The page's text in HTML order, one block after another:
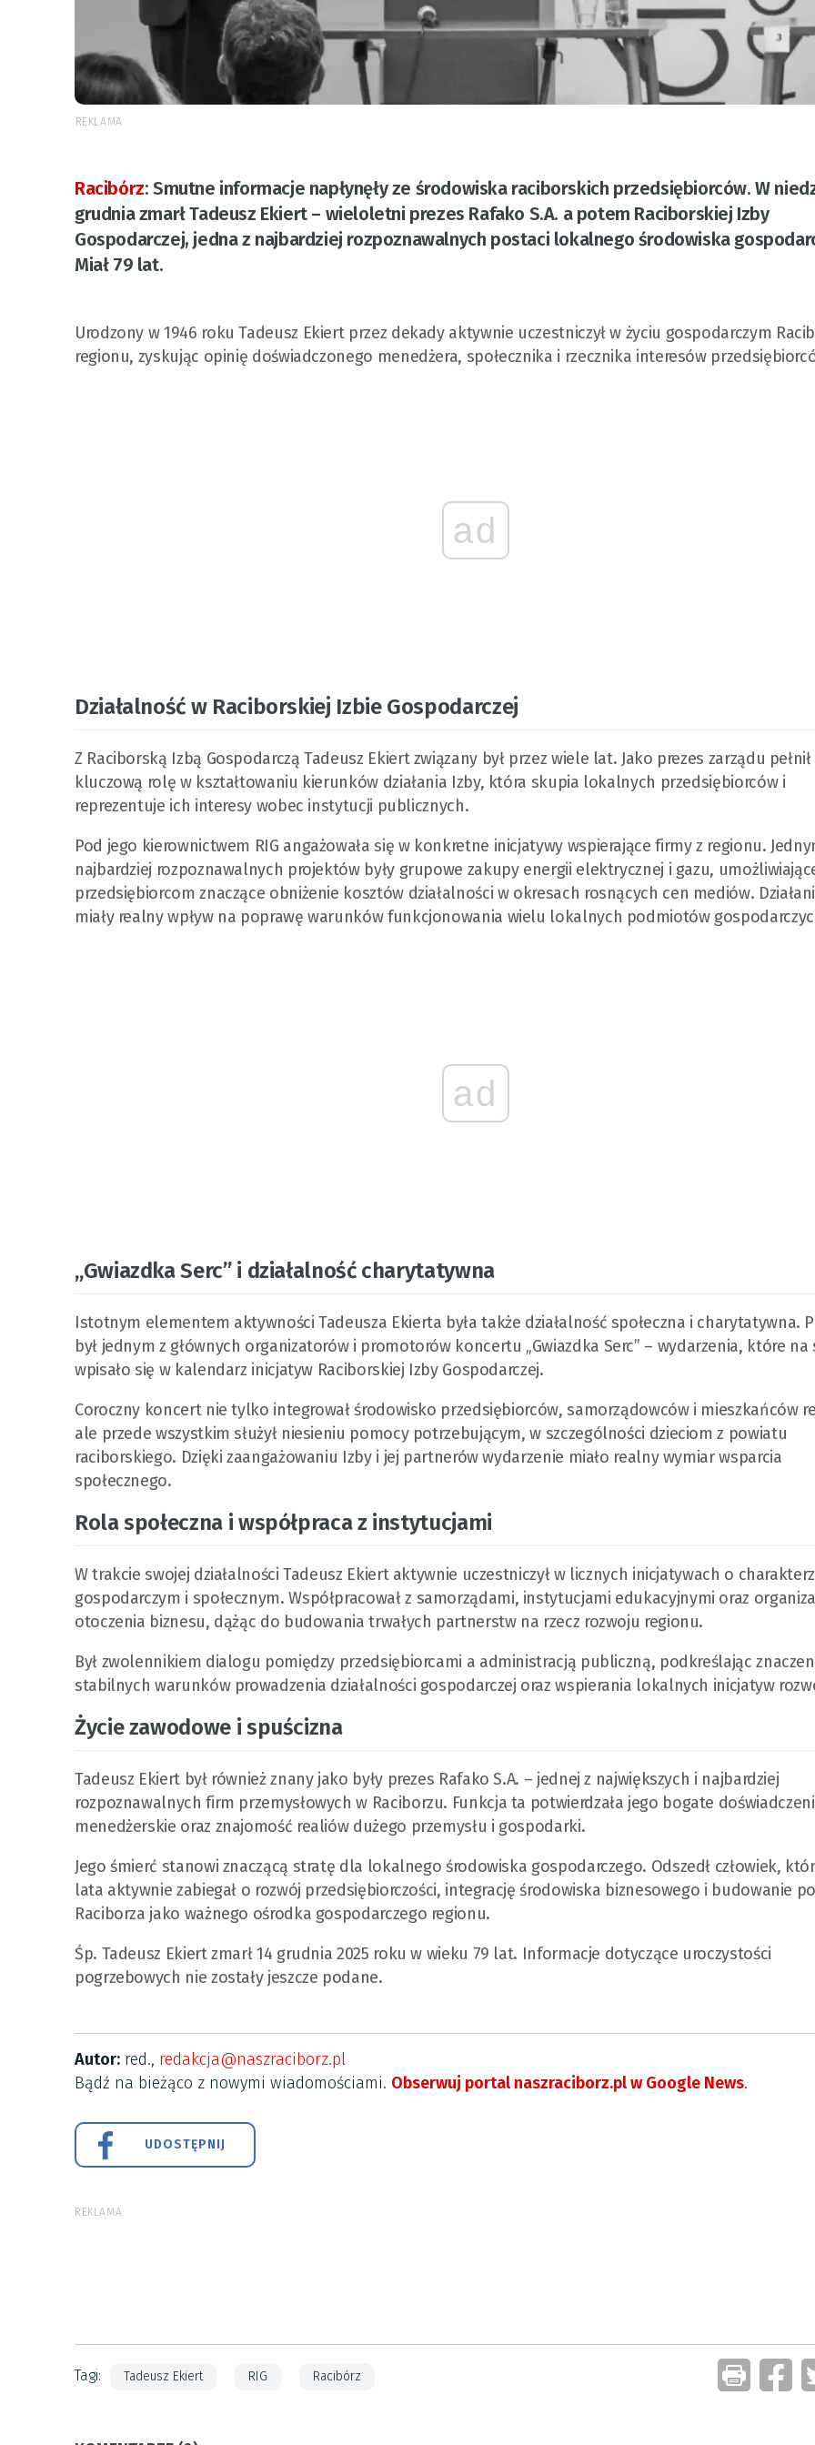
REKLAMA
Racibórz:Smutne informacje napłynęły ze środowiska raciborskich przedsiębiorców. W
grudnia zmarł Tadeusz Ekiert – wieloletni prezes Rafako S.A. a potem Raciborskiej Izby
Gospodarczej, jedna z najbardziej rozpoznawalnych postaci lokalnego środowiska
Miał 79 lat.
Urodzony w 1946 roku Tadeusz Ekiert przez dekady aktywnie uczestniczył w życiu gospodarczym
regionu, zyskując opinię doświadczonego menedżera, społecznika i rzecznika interesów
ad
Działalność w Raciborskiej Izbie Gospodarczej
Z Raciborską Izbą Gospodarczą Tadeusz Ekiert związany był przez wiele lat. Jako prezes zarządu pełnił
kluczową rolę w kształtowaniu kierunków działania Izby, która skupia lokalnych przedsiębiorców i
reprezentuje ich interesy wobec instytucji publicznych.
Pod jego kierownictwem RIG angażowała się w konkretne inicjatywy wspierające firmy z regionu.
najbardziej rozpoznawalnych projektów były grupowe zakupy energii elektrycznej i gazu,
przedsiębiorcom znaczące obniżenie kosztów działalności w okresach rosnących cen mediów.
miały realny wpływ na poprawę warunków funkcjonowania wielu lokalnych podmiotów
ad
„Gwiazdka Serc” i działalność charytatywna
Istotnym elementem aktywności Tadeusza Ekierta była także działalność społeczna i charytatywna.
był jednym z głównych organizatorów i promotorów koncertu „Gwiazdka Serc” – wydarzenia, które na
wpisało się w kalendarz inicjatyw Raciborskiej Izby Gospodarczej.
Coroczny koncert nie tylko integrował środowisko przedsiębiorców, samorządowców i mieszkańców
ale przede wszystkim służył niesieniu pomocy potrzebującym, w szczególności dzieciom z powiatu
raciborskiego. Dzięki zaangażowaniu Izby i jej partnerów wydarzenie miało realny wymiar wsparcia
społecznego.
Rola społeczna i współpraca z instytucjami
W trakcie swojej działalności Tadeusz Ekiert aktywnie uczestniczył w licznych inicjatywach o
gospodarczym i społecznym. Współpracował z samorządami, instytucjami edukacyjnymi oraz
otoczenia biznesu, dążąc do budowania trwałych partnerstw na rzecz rozwoju regionu.
Był zwolennikiem dialogu pomiędzy przedsiębiorcami a administracją publiczną, podkreślając
stabilnych warunków prowadzenia działalności gospodarczej oraz wspierania lokalnych inicjatyw
Życie zawodowe i spuścizna
Tadeusz Ekiert był również znany jako były prezes Rafako S.A. – jednej z największych i najbardziej
rozpoznawalnych firm przemysłowych w Raciborzu. Funkcja ta potwierdzała jego bogate
menedżerskie oraz znajomość realiów dużego przemysłu i gospodarki.
Jego śmierć stanowi znaczącą stratę dla lokalnego środowiska gospodarczego. Odszedł człowiek,
lata aktywnie zabiegał o rozwój przedsiębiorczości, integrację środowiska biznesowego i budowanie
Raciborza jako ważnego ośrodka gospodarczego regionu.
Śp. Tadeusz Ekiert zmarł 14 grudnia 2025 roku w wieku 79 lat. Informacje dotyczące uroczystości
pogrzebowych nie zostały jeszcze podane.
Autor: red., redakcja@naszraciborz.pl
Bądź na bieżąco z nowymi wiadomościami. Obserwuj portal naszraciborz.pl w Google News.
UDOSTĘPNIJ
REKLAMA
Tagi: Tadeusz Ekiert RIG Racibórz